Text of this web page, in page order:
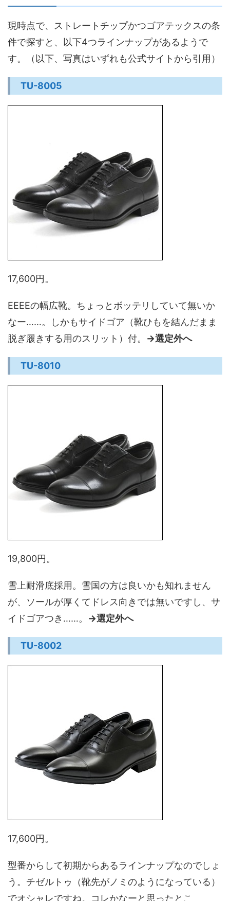
現時点で、ストレートチップかつゴアテックスの条
件で探すと、以下4つラインナップがあるようで
す。（以下、写真はいずれも公式サイトから引用）
TU-8005
17,600円。
EEEEの幅広靴。ちょっとボッテリしていて無いか
なー……。しかもサイドゴア（靴ひもを結んだまま
脱ぎ履きする用のスリット）付。 →選定外へ
TU-8010
19,800円。
雪上耐滑底採用。雪国の方は良いかも知れません
が、ソールが厚くてドレス向きでは無いですし、サ
イドゴアつき……。 →選定外へ
TU-8002
17,600円。
型番からして初期からあるラインナップなのでしょ
う。チゼルトゥ（靴先がノミのようになっている）
でオシャレですね。コレかなーと思ったとこ